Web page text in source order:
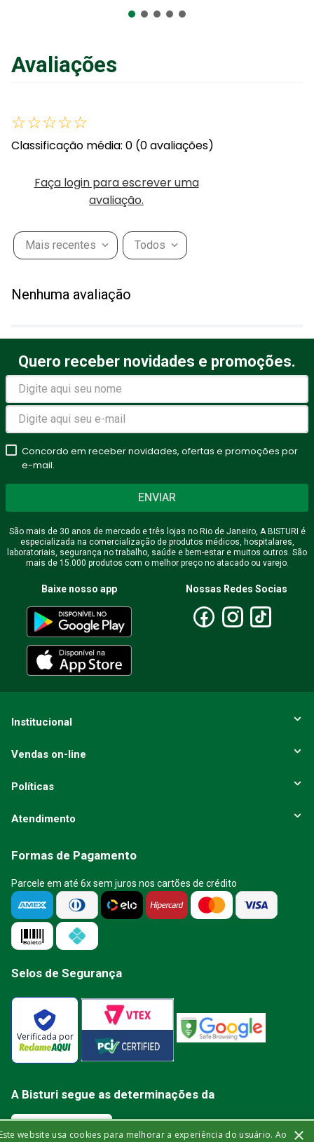
Avaliações
☆☆☆☆☆
Classificação média: 0 (0 avaliações)
Faça login para escrever uma
avaliação.
Mais recentes Todos
Nenhuma avaliação
Quero receber novidades e promoções.
Concordo em receber novidades, ofertas e promoções por
e-mail.
ENVIAR
São mais de 30 anos de mercado e três lojas no Rio de Janeiro, A BISTURI é
especializada na comercialização de produtos médicos, hospitalares,
laboratoriais, segurança no trabalho, saúde e bem-estar e muitos outros. São
mais de 15.000 produtos com o melhor preço no atacado ou varejo.
Baixe nosso app Nossas Redes Socias
Institucional
Vendas on-line
Políticas
Atendimento
Formas de Pagamento
Parcele em até 6x sem juros nos cartões de crédito
Selos de Segurança
Verificada por
A Bisturi segue as determinações da
×
website usa cookies para melhorar a experiência do usuário. Ao